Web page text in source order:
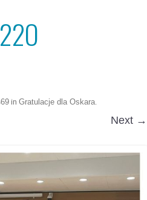
in Gratulacje dla Oskara.
Next →